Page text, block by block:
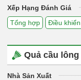
Xếp Hạng Đánh Giá
Tổng hợp
Điều khiển
Quả cầu lông
Nhà Sản Xuất